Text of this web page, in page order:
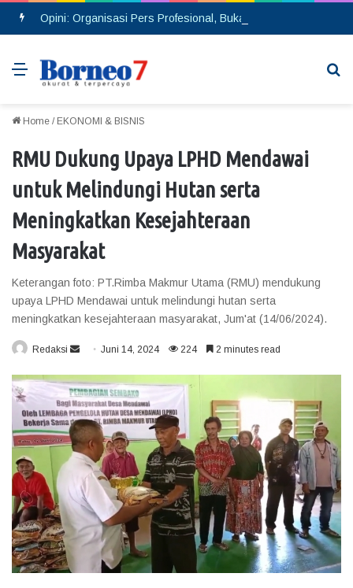
Menu
Home / EKONOMI & BISNIS
RMU Dukung Upaya LPHD Mendawai
untuk Melindungi Hutan serta
Meningkatkan Kesejahteraan
Masyarakat
Keterangan foto: PT.Rimba Makmur Utama (RMU) mendukung
upaya LPHD Mendawai untuk melindungi hutan serta
meningkatkan kesejahteraan masyarakat, Jum'at (14/06/2024).
Redaksi
n
d
a
n
e
m
a
Juni 14, 2024 224 2 minutes read